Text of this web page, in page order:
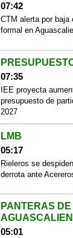
07:42
CTM alerta por baja
formal en
07:35
IEE proyecta
presupuesto de
2027
LMB
05:17
Rieleros se
derrota ante
PANTERAS DE
05:01